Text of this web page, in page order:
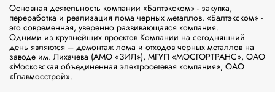
Основная деятельность компании «Балтэкском» - закупка,
переработка и реализация лома черных металлов. «Балтэкском» -
это современная, уверенно развивающаяся компания.
Одними из крупнейших проектов Компании на сегодняшний
день являются – демонтаж лома и отходов черных металлов на
заводе им. Лихачева (АМО «ЗИЛ»), МГУП «МОСГОРТРАНС», ОАО
«Московская объединенная электросетевая компания», ОАО
«Главмосстрой».